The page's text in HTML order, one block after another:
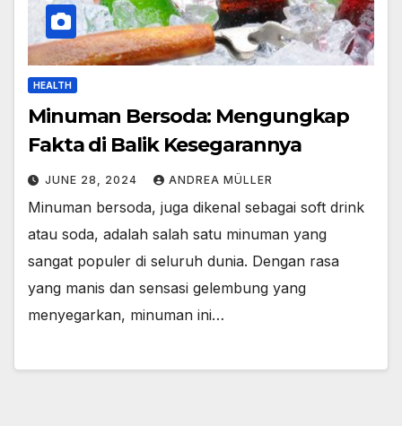
HEALTH
Minuman Bersoda: Mengungkap
Fakta di Balik Kesegarannya
JUNE 28, 2024 ANDREA MÜLLER
Minuman bersoda, juga dikenal sebagai soft drink
atau soda, adalah salah satu minuman yang
sangat populer di seluruh dunia. Dengan rasa
yang manis dan sensasi gelembung yang
menyegarkan, minuman ini…